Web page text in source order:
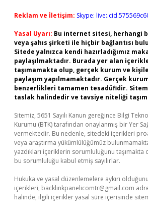
Reklam ve İletişim: Skype:
Yasal Uyarı: Bu internet sitesi, herhangi
veya şahıs şirketi ile hiçbir bağlantısı
Sitede yalnızca kendi hazırladığımız
paylaşılmaktadır. Burada yer alan
taşımamakta olup, gerçek kurum ve
paylaşım yapılmamaktadır. Gerçek
benzerlikleri tamamen tesadüfidir.
taslak halindedir ve tavsiye niteliği
Sitemiz, 5651 Sayılı Kanun gereğince Bilgi
Kurumu (BTK) tarafından onaylanmış bir Yer
vermektedir. Bu nedenle, sitedeki içerikleri
veya araştırma yükümlülüğümüz
yazdıkları içeriklerin sorumluluğunu
bu sorumluluğu kabul etmiş sayılırlar.
Hukuka ve yasal düzenlemelere aykırı
içerikleri, backlinkpanelicomtr@gmail.com
halinde, ilgili içerikler yasal süre içerisinde